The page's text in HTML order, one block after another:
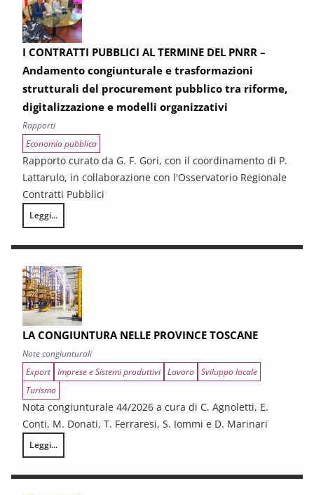
I CONTRATTI PUBBLICI AL TERMINE DEL PNRR –
Andamento congiunturale e trasformazioni
strutturali del procurement pubblico tra riforme,
digitalizzazione e modelli organizzativi
Rapporti
Economia pubblica
Rapporto curato da G. F. Gori, con il coordinamento di P.
Lattarulo, in collaborazione con l'Osservatorio Regionale
Contratti Pubblici
Leggi...
I CONTRATTI PUBBLICI AL TERMINE DEL PNRR – Andamento
LA CONGIUNTURA NELLE PROVINCE TOSCANE
Note congiunturali
Export Imprese e Sistemi produttivi Lavoro Sviluppo locale
Turismo
Nota congiunturale 44/2026 a cura di C. Agnoletti, E.
Conti, M. Donati, T. Ferraresi, S. Iommi e D. Marinari
Leggi...
LA CONGIUNTURA NELLE PROVINCE TOSCANE